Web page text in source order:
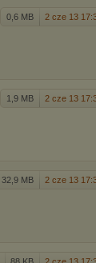
0,6 MB 2 cze 13
1,9 MB 2 cze 13
32,9 MB 2 cze 13